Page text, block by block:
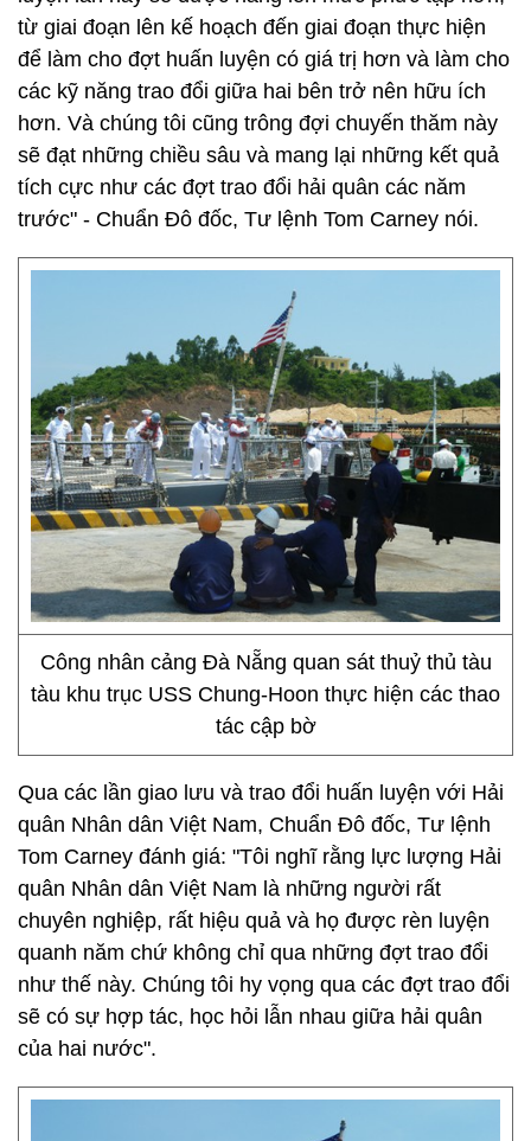
từ giai đoạn lên kế hoạch đến giai đoạn thực hiện
để làm cho đợt huấn luyện có giá trị hơn và làm cho
các kỹ năng trao đổi giữa hai bên trở nên hữu ích
hơn. Và chúng tôi cũng trông đợi chuyến thăm này
sẽ đạt những chiều sâu và mang lại những kết quả
tích cực như các đợt trao đổi hải quân các năm
trước" - Chuẩn Đô đốc, Tư lệnh Tom Carney nói.
Công nhân cảng Đà Nẵng quan sát thuỷ thủ tàu
tàu khu trục USS Chung-Hoon thực hiện các thao
tác cập bờ
Qua các lần giao lưu và trao đổi huấn luyện với Hải
quân Nhân dân Việt Nam, Chuẩn Đô đốc, Tư lệnh
Tom Carney đánh giá: "Tôi nghĩ rằng lực lượng Hải
quân Nhân dân Việt Nam là những người rất
chuyên nghiệp, rất hiệu quả và họ được rèn luyện
quanh năm chứ không chỉ qua những đợt trao đổi
như thế này. Chúng tôi hy vọng qua các đợt trao đổi
sẽ có sự hợp tác, học hỏi lẫn nhau giữa hải quân
của hai nước".